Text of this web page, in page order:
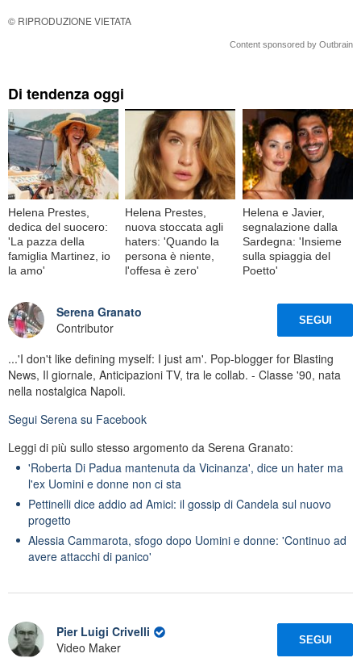
© RIPRODUZIONE VIETATA
Content sponsored by Outbrain
Di tendenza oggi
Helena Prestes,
dedica del suocero:
'La pazza della
famiglia Martinez, io
la amo'
Helena Prestes,
nuova stoccata agli
haters: 'Quando la
persona è niente,
l'offesa è zero'
Helena e Javier,
segnalazione dalla
Sardegna: 'Insieme
sulla spiaggia del
Poetto'
Serena Granato
Contributor
SEGUI
...'I don't like defining myself: I just am'. Pop-blogger for Blasting
News, Il giornale, Anticipazioni TV, tra le collab. - Classe '90, nata
nella nostalgica Napoli.
Segui Serena su Facebook
Leggi di più sullo stesso argomento da Serena Granato:
'Roberta Di Padua mantenuta da Vicinanza', dice un hater ma
l'ex Uomini e donne non ci sta
Pettinelli dice addio ad Amici: il gossip di Candela sul nuovo
progetto
Alessia Cammarota, sfogo dopo Uomini e donne: 'Continuo ad
avere attacchi di panico'
Pier Luigi Crivelli
Video Maker
SEGUI